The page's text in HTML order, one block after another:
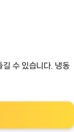
수 있습니다. 냉동